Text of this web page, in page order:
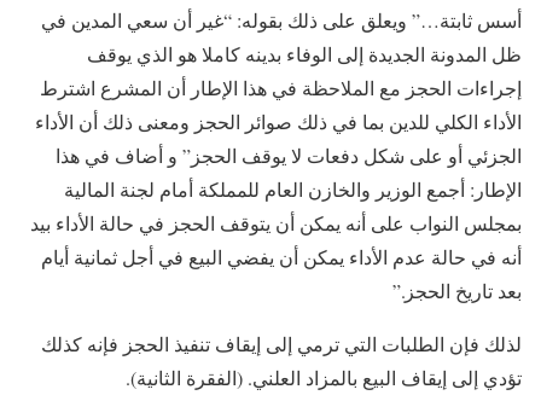
أسس ثابتة…” ويعلق على ذلك بقوله: “غير أن سعي المدين في
ظل المدونة الجديدة إلى الوفاء بدينه كاملا هو الذي يوقف
إجراءات الحجز مع الملاحظة في هذا الإطار أن المشرع اشترط
الأداء الكلي للدين بما في ذلك صوائر الحجز ومعنى ذلك أن الأداء
الجزئي أو على شكل دفعات لا يوقف الحجز” و أضاف في هذا
الإطار: أجمع الوزير والخازن العام للمملكة أمام لجنة المالية
بمجلس النواب على أنه يمكن أن يتوقف الحجز في حالة الأداء بيد
أنه في حالة عدم الأداء يمكن أن يفضي البيع في أجل ثمانية أيام
بعد تاريخ الحجز.”
لذلك فإن الطلبات التي ترمي إلى إيقاف تنفيذ الحجز فإنه كذلك
تؤدي إلى إيقاف البيع بالمزاد العلني. (الفقرة الثانية).